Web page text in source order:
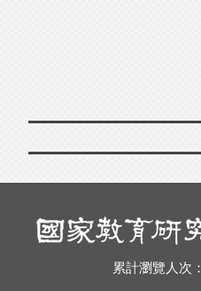
累計瀏覽人次：